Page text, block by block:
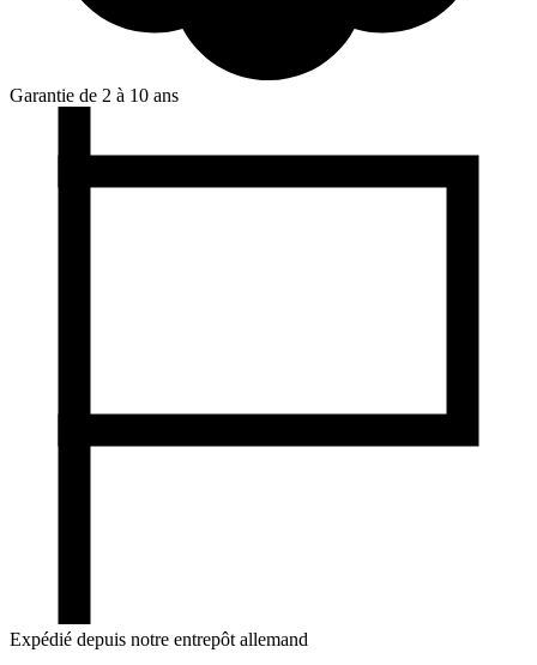
Garantie de 2 à 10 ans
Expédié depuis notre entrepôt allemand